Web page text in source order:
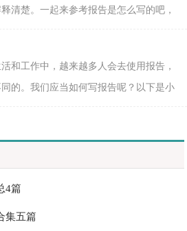
清楚。一起来参考报告是怎么写的吧，
和工作中，越来越多人会去使用报告，
的。我们应当如何写报告呢？以下是小
4篇
集五篇